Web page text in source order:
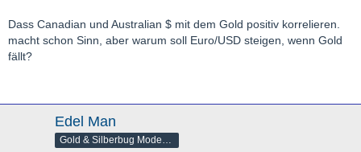
Dass Canadian und Australian $ mit dem Gold positiv korrelieren.
macht schon Sinn, aber warum soll Euro/USD steigen, wenn Gold
fällt?
Edel Man
Gold & Silberbug Moderator